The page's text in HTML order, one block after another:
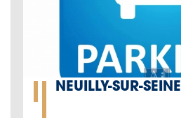
NEUILLY-SUR-SEINE